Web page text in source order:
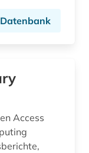
(1)
Access